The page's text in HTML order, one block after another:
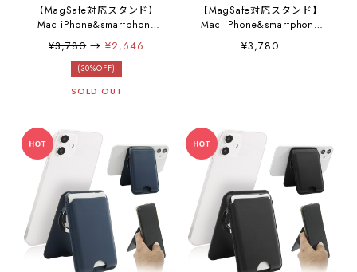
【MagSafe対応スタンド】
Mac iPhone&smartphone
「MAGHO setup stand」
横・縦向き対応 リバーシブ
ル MagSafe対応 スタンド
ホホルダー 自撮りグリップ
SWITCHスタンド 車載スタ
ンド グレー
¥3,780→¥2,646
(30%OFF)
SOLD OUT
【MagSafe対応スタンド】
Mac iPhone&smartphone
「MAGHO setup stand」
横・縦向き対応 リバーシブ
SWITCHスタンド 車載スタ
ンド シルバー
¥3,780